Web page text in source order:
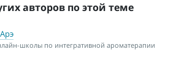
авторов по этой теме
школы по интегративной ароматерапии